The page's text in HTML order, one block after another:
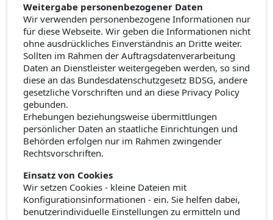
Weitergabe personenbezogener Daten
Wir verwenden personenbezogene Informationen nur
für diese Webseite. Wir geben die Informationen nicht
ohne ausdrückliches Einverständnis an Dritte weiter.
Sollten im Rahmen der Auftragsdatenverarbeitung
Daten an Dienstleister weitergegeben werden, so sind
diese an das Bundesdatenschutzgesetz BDSG, andere
gesetzliche Vorschriften und an diese Privacy Policy
gebunden.
Erhebungen beziehungsweise übermittlungen
persönlicher Daten an staatliche Einrichtungen und
Behörden erfolgen nur im Rahmen zwingender
Rechtsvorschriften.
Einsatz von Cookies
Wir setzen Cookies - kleine Dateien mit
Konfigurationsinformationen - ein. Sie helfen dabei,
benutzerindividuelle Einstellungen zu ermitteln und